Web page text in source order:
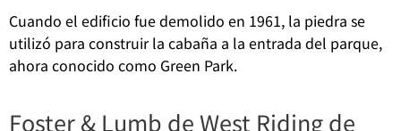
Cuando el edificio fue demolido en 1961, la piedra se
utilizó para construir la cabaña a la entrada del parque,
ahora conocido como Green Park.
Foster & Lumb de West Riding de